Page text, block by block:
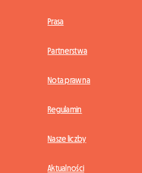
Prasa
Partnerstwa
Nota prawna
Regulamin
Nasze liczby
Aktualności